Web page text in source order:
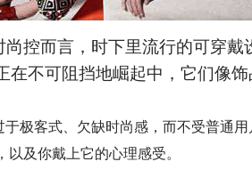
控而言，时下里流行的可穿
不可阻挡地崛起中，它们像
极客式、欠缺时尚感，而不受普通
及你戴上它的心理感受。